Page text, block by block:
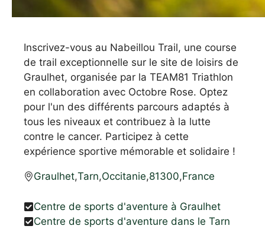
Inscrivez-vous au Nabeillou Trail, une course
de trail exceptionnelle sur le site de loisirs de
Graulhet, organisée par la TEAM81 Triathlon
en collaboration avec Octobre Rose. Optez
pour l'un des différents parcours adaptés à
tous les niveaux et contribuez à la lutte
contre le cancer. Participez à cette
expérience sportive mémorable et solidaire !
Graulhet,Tarn,Occitanie,81300,France
Centre de sports d'aventure à Graulhet
Centre de sports d'aventure dans le Tarn